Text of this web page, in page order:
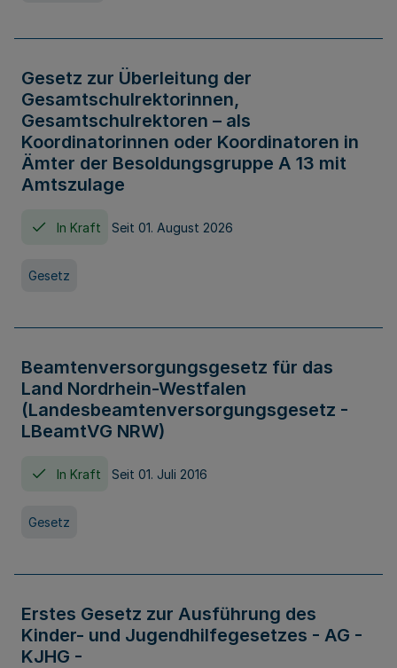
Gesetz zur Überleitung der
Gesamtschulrektorinnen,
Gesamtschulrektoren – als
Koordinatorinnen oder Koordinatoren in
Ämter der Besoldungsgruppe A 13 mit
Amtszulage
In Kraft Seit 01. August 2026
Gesetz
Beamtenversorgungsgesetz für das
Land Nordrhein-Westfalen
(Landesbeamtenversorgungsgesetz -
LBeamtVG NRW)
In Kraft Seit 01. Juli 2016
Gesetz
Erstes Gesetz zur Ausführung des
Kinder- und Jugendhilfegesetzes - AG -
KJHG -